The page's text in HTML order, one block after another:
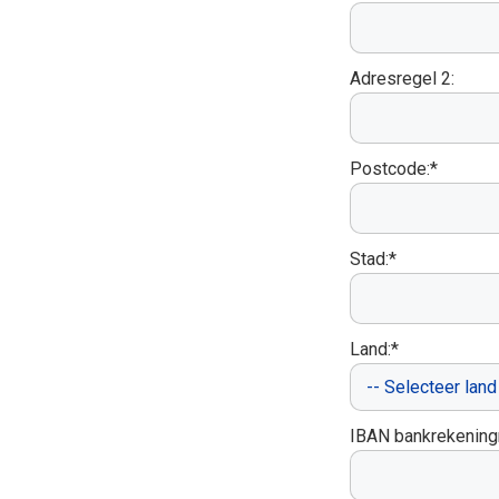
Adresregel 2:
Postcode:*
Stad:*
Land:*
IBAN